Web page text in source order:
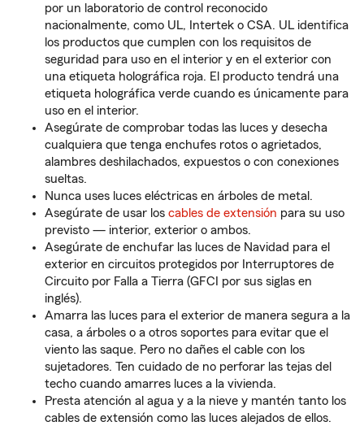
por un laboratorio de control reconocido
nacionalmente, como UL, Intertek o CSA. UL identifica
los productos que cumplen con los requisitos de
seguridad para uso en el interior y en el exterior con
una etiqueta holográfica roja. El producto tendrá una
etiqueta holográfica verde cuando es únicamente para
uso en el interior.
Asegúrate de comprobar todas las luces y desecha
cualquiera que tenga enchufes rotos o agrietados,
alambres deshilachados, expuestos o con conexiones
sueltas.
Nunca uses luces eléctricas en árboles de metal.
Asegúrate de usar los cables de extensión para su uso
previsto — interior, exterior o ambos.
Asegúrate de enchufar las luces de Navidad para el
exterior en circuitos protegidos por Interruptores de
Circuito por Falla a Tierra (GFCI por sus siglas en
inglés).
Amarra las luces para el exterior de manera segura a la
casa, a árboles o a otros soportes para evitar que el
viento las saque. Pero no dañes el cable con los
sujetadores. Ten cuidado de no perforar las tejas del
techo cuando amarres luces a la vivienda.
Presta atención al agua y a la nieve y mantén tanto los
cables de extensión como las luces alejados de ellos.